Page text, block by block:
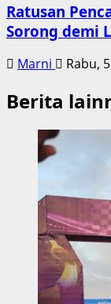
Ratusan
Sorong demi
Marni Rabu,
Berita